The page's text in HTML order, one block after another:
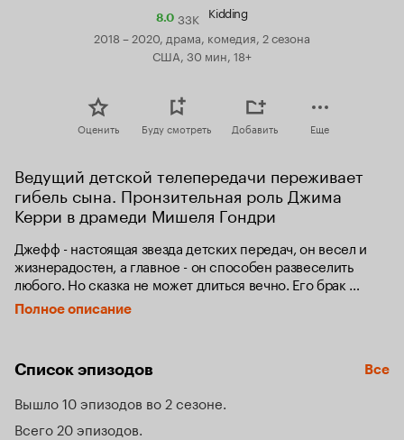
8.0Рейтинг
8.0
33K Kidding
2018 – 2020, драма, комедия, 2 сезона
США, 30 мин, 18+
Оценить Буду смотреть Добавить Еще
Ведущий детской телепередачи переживает
гибель сына. Пронзительная роль Джима
Керри в драмеди Мишеля Гондри
Джефф - настоящая звезда детских передач, он весел и
жизнерадостен, а главное - он способен развеселить
любого. Но сказка не может длиться вечно. Его брак
трещит по швам, семейная жизнь летит под откос. Как тут
улыбаться?
Полное описание
Список эпизодов Все
Вышло 10 эпизодов во 2 сезоне
Всего 20 эпизодов